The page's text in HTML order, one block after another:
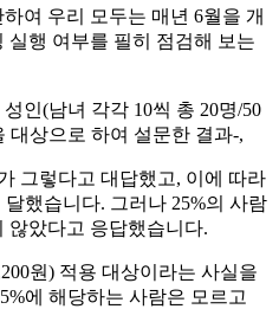
여 우리 모두는 매년 6월을 개
실행 여부를 필히 점검해 보는
인(남녀 각각 10씩 총 20명/50
대상으로 하여 설문한 결과-,
그렇다고 대답했고, 이에 따라
했습니다. 그러나 25%의 사람
않았다고 응답했습니다.
원) 적용 대상이라는 사실을
에 해당하는 사람은 모르고